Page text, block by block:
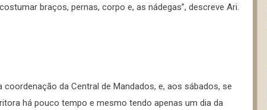
braços, pernas, corpo e, as nádegas”, descreve Ari.
da Central de Mandados, e, aos sábados, se
há pouco tempo e mesmo tendo apenas um dia da